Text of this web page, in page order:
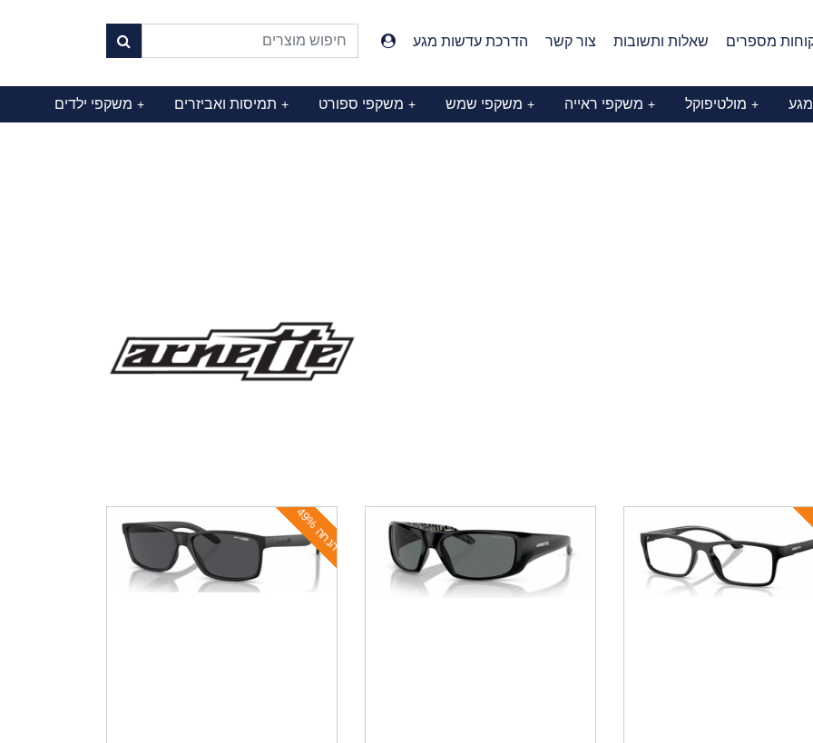
מספרים שאלות ותשובות צור קשר הדרכת עדשות מגע
מולטיפוקל + משקפי ראייה + משקפי שמש + משקפי ספורט + תמיסות ואביזרים + משקפי ילדים +
ה
נ
ח
ה
4
9
%